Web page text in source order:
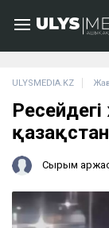
ULYSMEDIA.KZ
Ресейдегі
Сырым